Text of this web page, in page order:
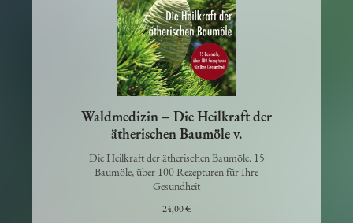
Waldmedizin – Die Heilkraft der
ätherischen Baumöle v.
Die Heilkraft der ätherischen Baumöle. 15
Baumöle, über 100 Rezepturen für Ihre
Gesundheit
24,00 €